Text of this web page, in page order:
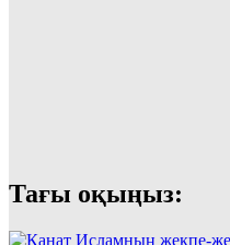
Тағы оқыңыз: